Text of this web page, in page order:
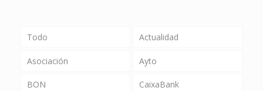
Todo Actualidad
Asociación Ayto
BON CaixaBank